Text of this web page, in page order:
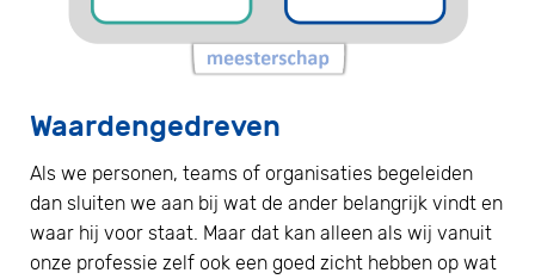
Waardengedreven
Als we personen, teams of organisaties begeleiden
dan sluiten we aan bij wat de ander belangrijk vindt en
waar hij voor staat. Maar dat kan alleen als wij vanuit
onze professie zelf ook een goed zicht hebben op wat